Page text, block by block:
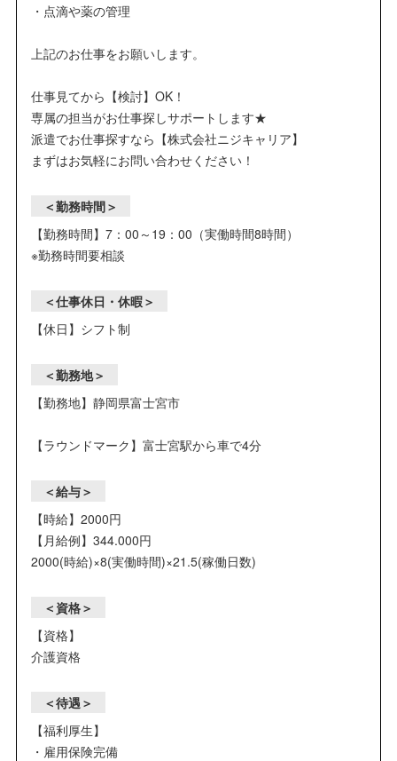
・点滴や薬の管理
上記のお仕事をお願いします。
仕事見てから【検討】OK！
専属の担当がお仕事探しサポートします★
派遣でお仕事探すなら【株式会社ニジキャリア】
まずはお気軽にお問い合わせください！
＜勤務時間＞
【勤務時間】7：00～19：00（実働時間8時間）
※勤務時間要相談
＜仕事休日・休暇＞
【休日】シフト制
＜勤務地＞
【勤務地】静岡県富士宮市
【ラウンドマーク】富士宮駅から車で4分
＜給与＞
【時給】2000円
【月給例】344.000円
2000(時給)×8(実働時間)×21.5(稼働日数)
＜資格＞
【資格】
介護資格
＜待遇＞
【福利厚生】
・雇用保険完備